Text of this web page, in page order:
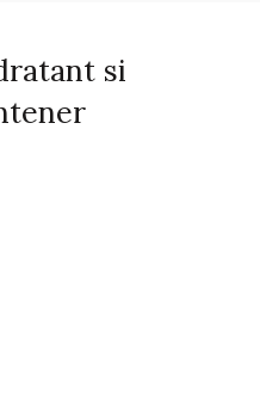
si
- No Yellow Violet